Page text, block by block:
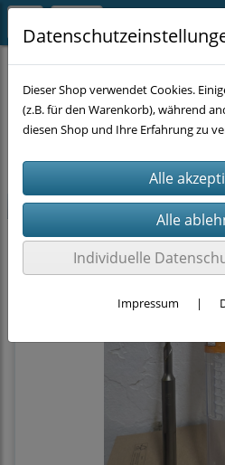
MASCHINEN-ZUBEHÖR BOHREN
-50%
Dieser Shop verwendet Cookies.
(z.B. für den Warenkorb), während
diesen Shop und Ihre Erfahrung zu
Individuelle
Impressum |